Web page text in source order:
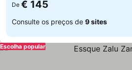
De € 145
Consulte os preços de 9 sites
Escolha popular